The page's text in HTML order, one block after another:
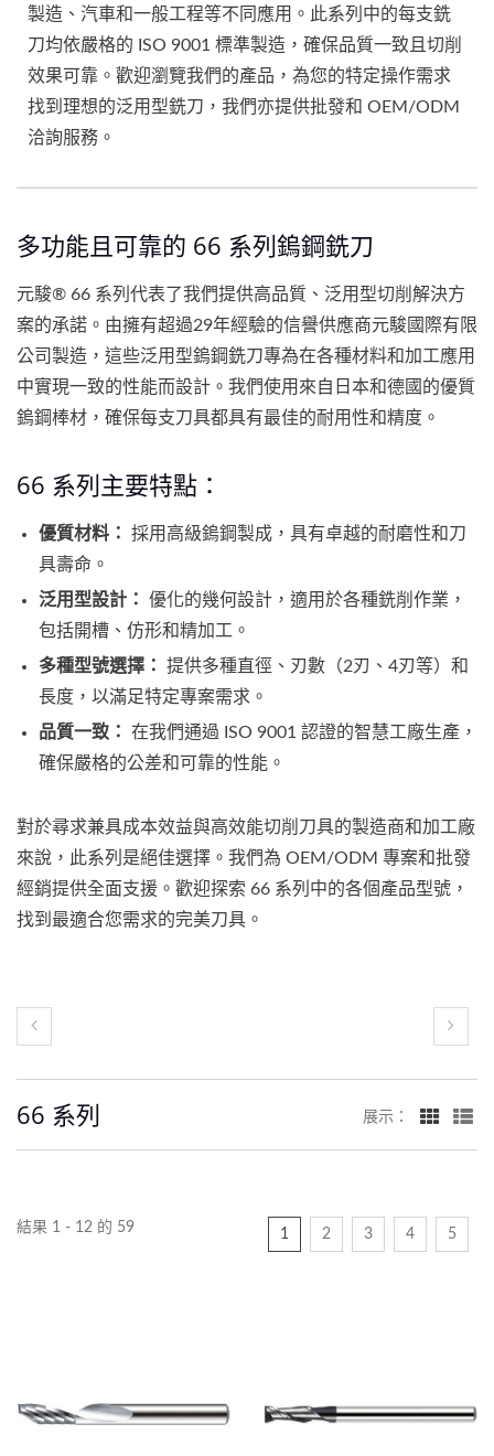
製造、汽車和一般工程等不同應用。此系列中的每支銑
刀均依嚴格的 ISO 9001 標準製造，確保品質一致且切削
效果可靠。歡迎瀏覽我們的產品，為您的特定操作需求
找到理想的泛用型銑刀，我們亦提供批發和 OEM/ODM
洽詢服務。
多功能且可靠的 66 系列鎢鋼銑刀
元駿® 66 系列代表了我們提供高品質、泛用型切削解決方
案的承諾。由擁有超過29年經驗的信譽供應商元駿國際有限
公司製造，這些泛用型鎢鋼銑刀專為在各種材料和加工應用
中實現一致的性能而設計。我們使用來自日本和德國的優質
鎢鋼棒材，確保每支刀具都具有最佳的耐用性和精度。
66 系列主要特點：
優質材料：
採用高級鎢鋼製成，具有卓越的耐磨性和刀
具壽命。
泛用型設計：
優化的幾何設計，適用於各種銑削作業，
包括開槽、仿形和精加工。
多種型號選擇：
提供多種直徑、刃數（2刃、4刃等）和
長度，以滿足特定專案需求。
品質一致：
在我們通過 ISO 9001 認證的智慧工廠生產，
確保嚴格的公差和可靠的性能。
對於尋求兼具成本效益與高效能切削刀具的製造商和加工廠
來說，此系列是絕佳選擇。我們為 OEM/ODM 專案和批發
經銷提供全面支援。歡迎探索 66 系列中的各個產品型號，
找到最適合您需求的完美刀具。
66 系列 展示：
結果 1 - 12 的 59 1 2 3 4 5